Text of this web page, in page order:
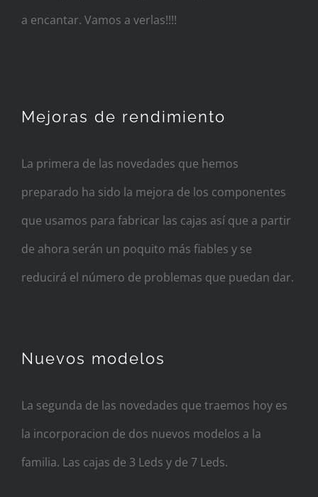
a encantar. Vamos a verlas!!!!
Mejoras de rendimiento
La primera de las novedades que hemos
preparado ha sido la mejora de los componentes
que usamos para fabricar las cajas así que a partir
de ahora serán un poquito más fiables y se
reducirá el número de problemas que puedan dar.
Nuevos modelos
La segunda de las novedades que traemos hoy es
la incorporacion de dos nuevos modelos a la
familia. Las cajas de 3 Leds y de 7 Leds.